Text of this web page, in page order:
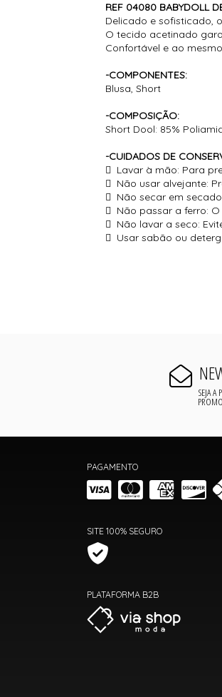
REF 04080 BABYDOLL
Delicado e sofisticado,
O tecido acetinado
Confortável e ao
-COMPONENTES:
Blusa, Short
-COMPOSIÇÃO:
Short Dool: 85%
-CUIDADOS DE
 Lavar à mão: Para
 Não usar alvejante:
 Não secar em
 Não passar a ferro:
 Não lavar a seco:
 Usar sabão ou
SEJA A
PAGAMENTO
SITE 100% SEGURO
PLATAFORMA B2B